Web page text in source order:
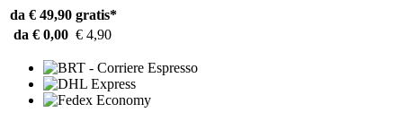
da € 49,90 gratis*
da € 0,00 € 4,90